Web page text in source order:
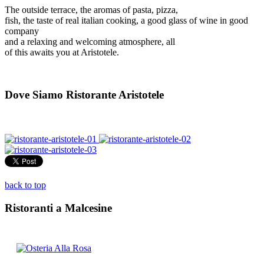
The outside terrace, the aromas of pasta, pizza,
fish, the taste of real italian cooking, a good glass of wine in good
company
and a relaxing and welcoming atmosphere, all
of this awaits you at Aristotele.
Dove Siamo Ristorante Aristotele
back to top
Ristoranti a Malcesine